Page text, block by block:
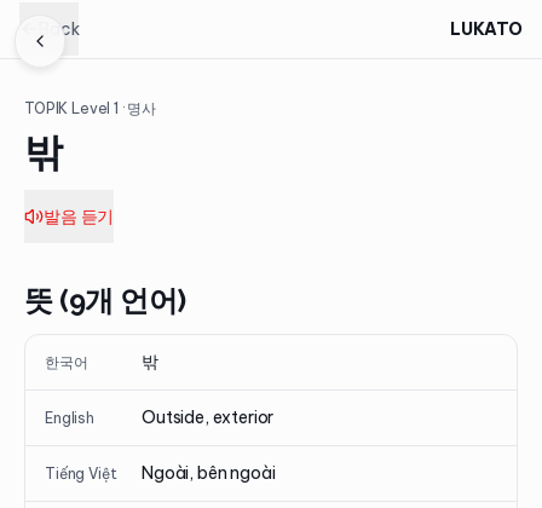
Back LUKATO
TOPIK Level1 · 명사
밖
발음 듣기
뜻 (9개 언어)
한국어 밖
English Outside, exterior
Tiếng Việt Ngoài, bên ngoài